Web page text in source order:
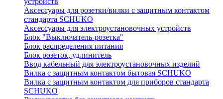
Аксессуары для розетки/вилки с защитным контактом
стандарта SCHUKO
Аксессуары для электроустановочных устройств
Блок "Выключатель-розетка"
Блок распределения питания
Блок розеток, удлинитель
Ввод кабельный для электроустановочных изделий
Вилка с защитным контактом бытовая SCHUKO
Вилка с защитным контактом для приборов стандарта
SCHUKO